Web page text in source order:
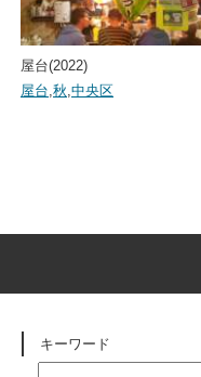
屋台(2022)
屋台,秋,中央区
キーワード